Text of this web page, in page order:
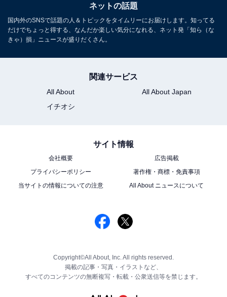
ネットの話題
国内外のSNSで話題の人＆トピックをタイムリーにお届けします。知ってる
だけでちょっと得する、なんだか楽しい気分になれる、ネット発「知ら（な
きゃ）損」ニュースが盛りだくさん。
関連サービス
All About
All About Japan
イチオシ
サイト情報
会社概要
広告掲載
プライバシーポリシー
著作権・商標・免責事項
当サイトの情報についての注意
All About ニュースについて
Copyright©All About, Inc. All rights reserved.
掲載の記事・写真・イラストなど、
すべてのコンテンツの無断複写・転載・公衆送信等を禁じます。